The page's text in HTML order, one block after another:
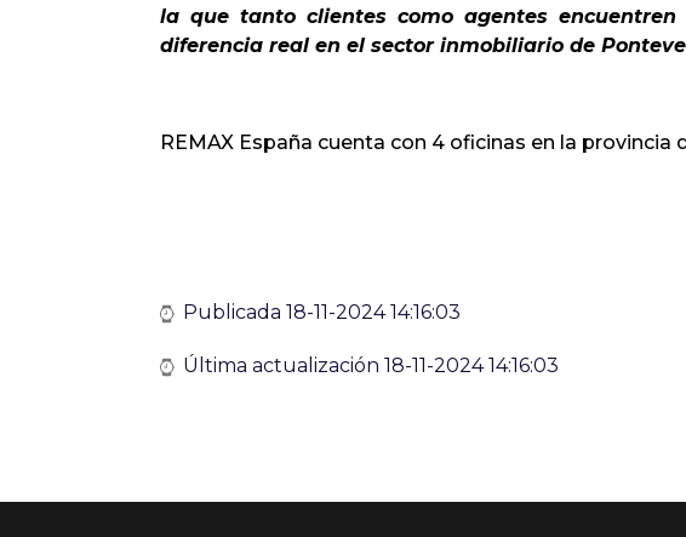
la que tanto clientes como agentes
diferencia real en el sector inmobiliario de
REMAX España cuenta con 4 oficinas en la provincia
Publicada 18-11-2024 14:16:03
Última actualización 18-11-2024 14:16:03